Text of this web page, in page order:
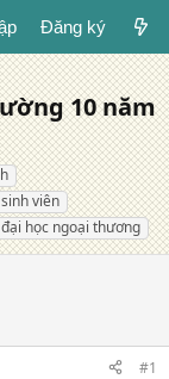
Đăng ký
10 năm
viên
đại học ngoại thương
#1